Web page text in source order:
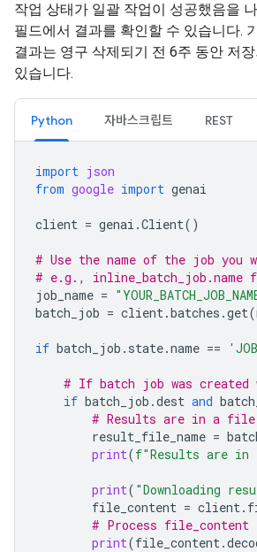
작업 상태가 일괄 작업이 성공했음을
필드에서 결과를 확인할 수 있습니다.
결과는 영구 삭제되기 전 6주 동안 저
있습니다.
Python 자바스크립트 REST
import json
from google import genai
client = genai .Client()
# Use the name of the job you
# e.g., inline_batch_job.name
job_name =
batch_job = client.batches .get(
if batch_job . state.name ==
# If batch job was
if batch_job .dest and
# Results are in a file
result_file_name =
print(f"Results are
print( "Downloading
file_content = client.
# Process file_content
print(file_content.